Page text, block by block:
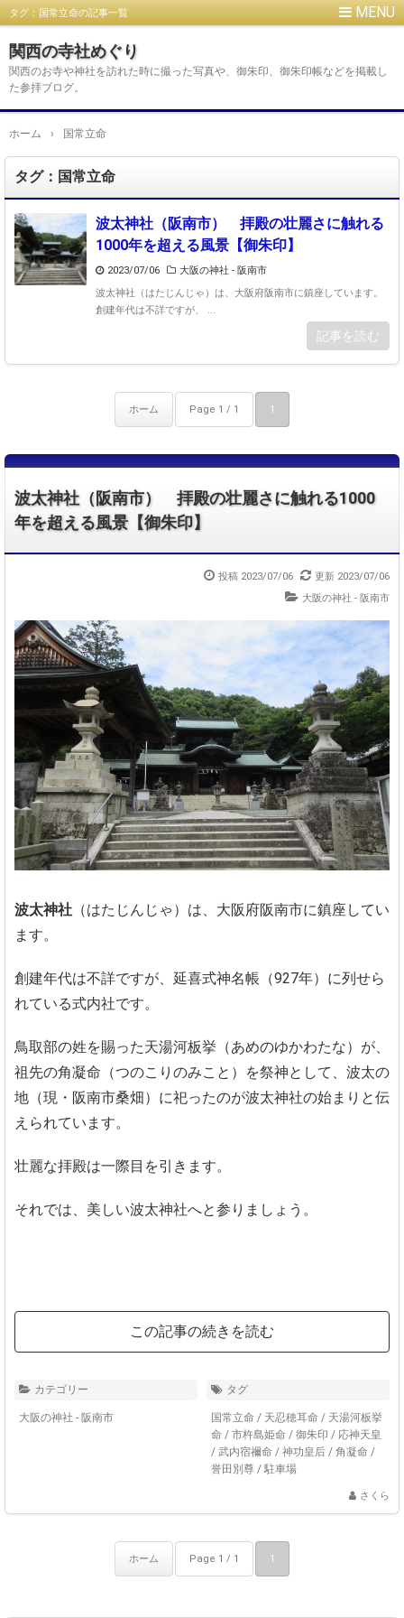
タグ：国常立命の記事一覧
関西の寺社めぐり
関西のお寺や神社を訪れた時に撮った写真や、御朱印、御朱印帳などを掲載し
た参拝ブログ。
ホーム › 国常立命
タグ：国常立命
波太神社（阪南市） 拝殿の壮麗さに触れる
1000年を超える風景【御朱印】
2023/07/06
大阪の神社 - 阪南市
波太神社（はたじんじゃ）は、大阪府阪南市に鎮座しています。
創建年代は不詳ですが、 ...
記事を読む
ホーム Page 1 / 1 1
波太神社（阪南市） 拝殿の壮麗さに触れる1000
年を超える風景【御朱印】
投稿 2023/07/06
更新 2023/07/06
大阪の神社 - 阪南市
波太神社 （はたじんじゃ）は、大阪府阪南市に鎮座してい
ます。
創建年代は不詳ですが、延喜式神名帳（927年）に列せら
れている式内社です。
鳥取部の姓を賜った天湯河板挙（あめのゆかわたな）が、
祖先の角凝命（つのこりのみこと）を祭神として、波太の
地（現・阪南市桑畑）に祀ったのが波太神社の始まりと伝
えられています。
壮麗な拝殿は一際目を引きます。
それでは、美しい波太神社へと参りましょう。
この記事の続きを読む
カテゴリー
大阪の神社 - 阪南市
タグ
国常立命 / 天忍穂耳命 / 天湯河板挙
命 / 市杵島姫命 / 御朱印 / 応神天皇
/ 武内宿禰命 / 神功皇后 / 角凝命 /
誉田別尊 / 駐車場
さくら
ホーム Page 1 / 1 1